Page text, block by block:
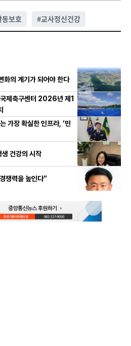
동보호 #교사정신건강
화의 계기가 되어야 한다
제축구센터 2026년 제1
가장 확실한 인프라, ‘민
건강의 시작
쟁력을 높인다”